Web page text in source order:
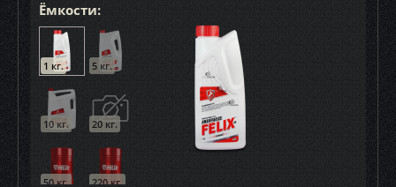
Ёмкости:
1 кг. 5 кг.
10 кг. 20 кг.
50 кг. 220 кг.